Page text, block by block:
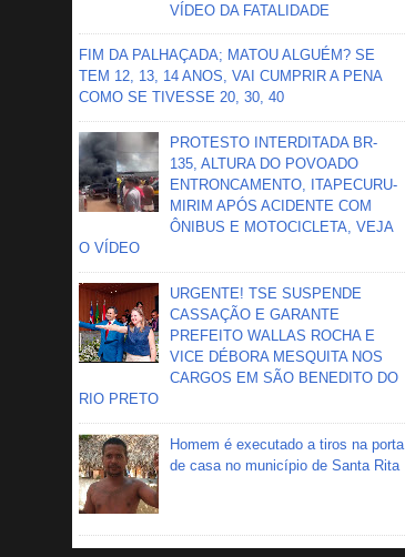
VÍDEO DA FATALIDADE
FIM DA PALHAÇADA; MATOU ALGUÉM? SE
TEM 12, 13, 14 ANOS, VAI CUMPRIR A PENA
COMO SE TIVESSE 20, 30, 40
PROTESTO INTERDITADA BR-
135, ALTURA DO POVOADO
ENTRONCAMENTO, ITAPECURU-
MIRIM APÓS ACIDENTE COM
ÔNIBUS E MOTOCICLETA, VEJA
O VÍDEO
URGENTE! TSE SUSPENDE
CASSAÇÃO E GARANTE
PREFEITO WALLAS ROCHA E
VICE DÉBORA MESQUITA NOS
CARGOS EM SÃO BENEDITO DO
RIO PRETO
Homem é executado a tiros na porta
de casa no município de Santa Rita